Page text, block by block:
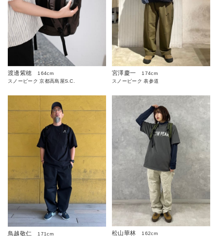
渡邊紫穂
164cm
スノーピーク 京都高島屋S.C.
宮澤慶一
174cm
スノーピーク 表参道
鳥越敬仁 171cm 松山華林
162cm